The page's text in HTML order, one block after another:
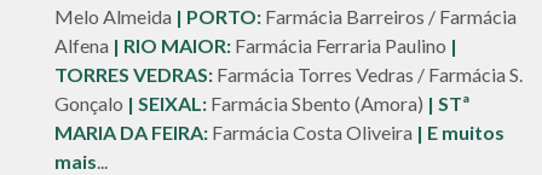
Melo Almeida | PORTO: Farmácia Barreiros / Farmácia
Alfena | RIO MAIOR: Farmácia Ferraria Paulino |
TORRES VEDRAS: Farmácia Torres Vedras / Farmácia S.
Gonçalo | SEIXAL: Farmácia Sbento (Amora) | STª
MARIA DA FEIRA: Farmácia Costa Oliveira | E muitos
mais